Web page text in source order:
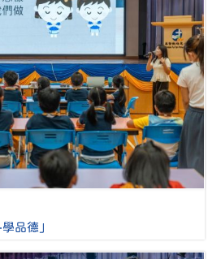
品德」